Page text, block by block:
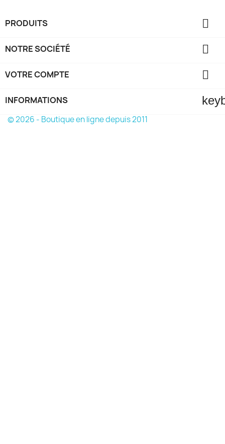
PRODUITS 
NOTRE SOCIÉTÉ 
VOTRE COMPTE 
INFORMATIONS
© 2026 - Boutique en ligne depuis 2011